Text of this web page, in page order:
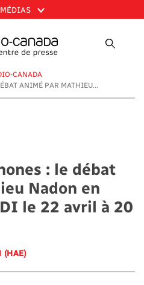
CANADA
ANIMÉ PAR MATHIEU...
: le débat
Nadon en
le 22 avril à 20
(HAE)